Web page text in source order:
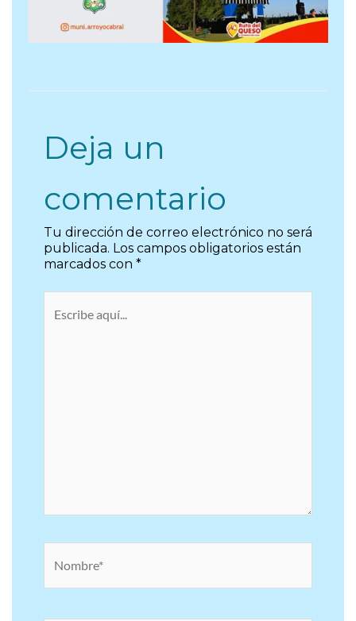
Deja un
comentario
Tu dirección de correo electrónico no será
publicada. Los campos obligatorios están
marcados con *